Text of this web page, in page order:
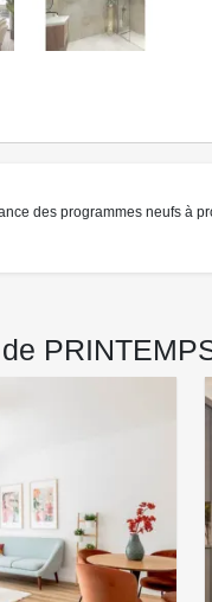
des programmes neufs à